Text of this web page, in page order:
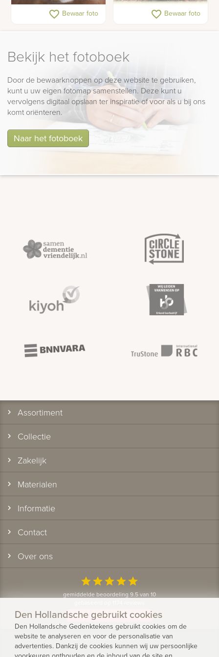
Kristallen bol op zuil
favorite_border Bewaar foto Grafzerk in lood met glas
favorite_border Bewaar foto
Bekijk het fotoboek
Door de bewaarknoppen op deze website te gebruiken,
kunt u uw eigen fotomap samenstellen. Deze kunt u
vervolgens digitaal opslaan ter inspiratie of voor als u bij ons
komt oriënteren.
Naar het fotoboek
Assortiment
Collectie
Zakelijk
Materialen
Informatie
Contact
Over ons
starstarstarstarstar
gemiddelde beoordeling 9.5 van 10
Bekijk alle klantervaringen
© 2026 - Den Hollandsche Gedenktekens
Privacy
Den Hollandsche gebruikt cookies
Den Hollandsche Gedenktekens gebruikt cookies om de
website te analyseren en voor de personalisatie van
advertenties. Dankzij de cookies kunnen wij uw persoonlijke